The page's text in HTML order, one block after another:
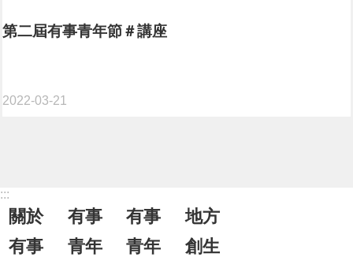
第二屆有事青年節＃講座
2022-03-21
:::
關於
有事
有事
青年
有事
青年
地方
創生